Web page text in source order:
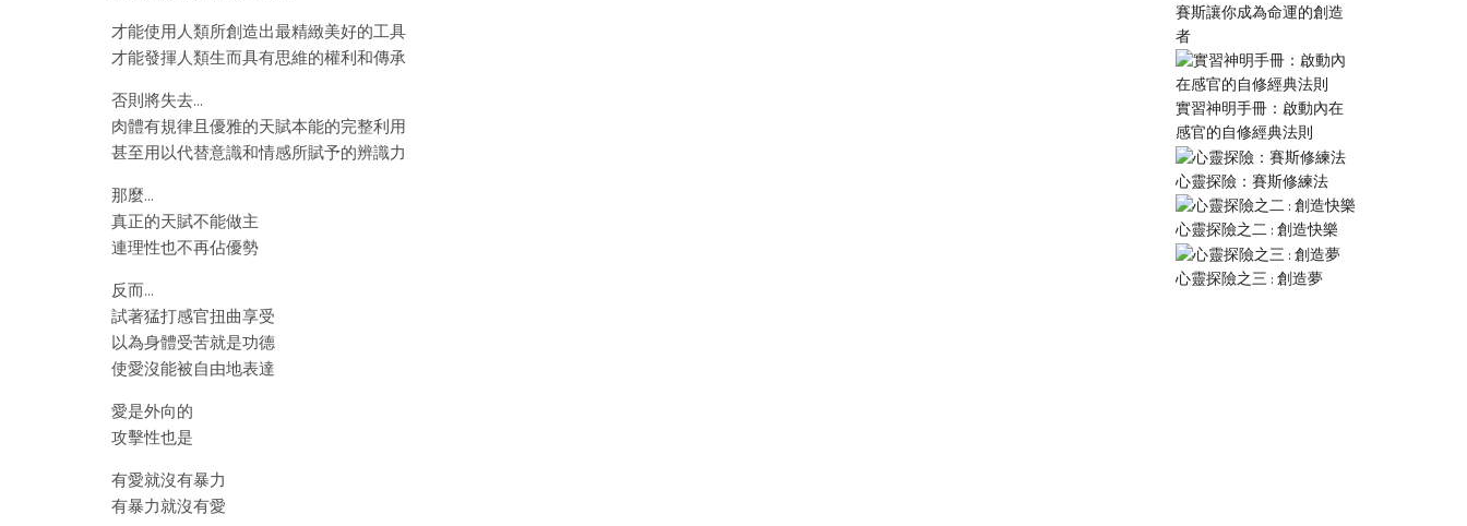
才能使用人類所創造出最精緻美好的工具
才能發揮人類生而具有思維的權利和傳承
否則將失去…
肉體有規律且優雅的天賦本能的完整利用
甚至用以代替意識和情感所賦予的辨識力
那麼…
真正的天賦不能做主
連理性也不再佔優勢
反而…
試著猛打感官扭曲享受
以為身體受苦就是功德
使愛沒能被自由地表達
愛是外向的
攻擊性也是
有愛就沒有暴力
有暴力就沒有愛
賽斯讓你成為命運的創造
者
實習神明手冊：啟動內在
感官的自修經典法則
心靈探險：賽斯修練法
心靈探險之二 : 創造快樂
心靈探險之三 : 創造夢